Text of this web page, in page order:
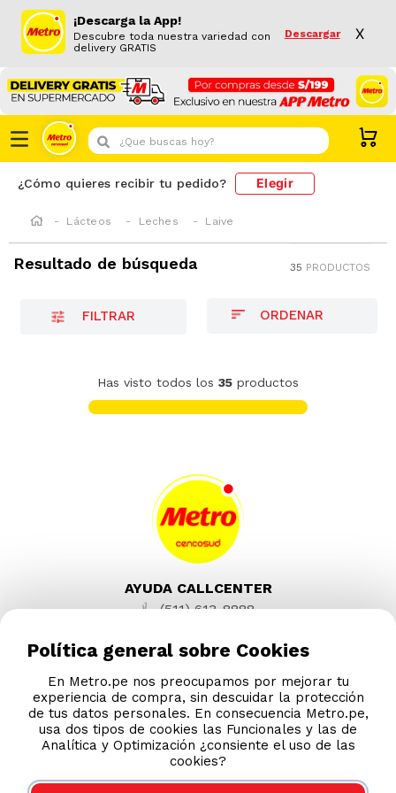
¡Descarga la App!
Descubre toda nuestra variedad con
delivery GRATIS
Descargar X
¿Que buscas hoy?
¿Cómo quieres recibir tu pedido? Elegir
Lácteos Leches Laive
Resultado de búsqueda 35 PRODUCTOS
FILTRAR
-9 %
Sixpack Leche para Diluir Laive Sin
24.95
-8 %
S/25.90
Política general sobre Cookies
En Metro.pe nos preocupamos por mejorar tu
experiencia de compra, sin descuidar la protección
de tus datos personales. En consecuencia Metro.pe,
usa dos tipos de cookies las Funcionales y las de
Analítica y Optimización ¿consiente el uso de las
cookies?